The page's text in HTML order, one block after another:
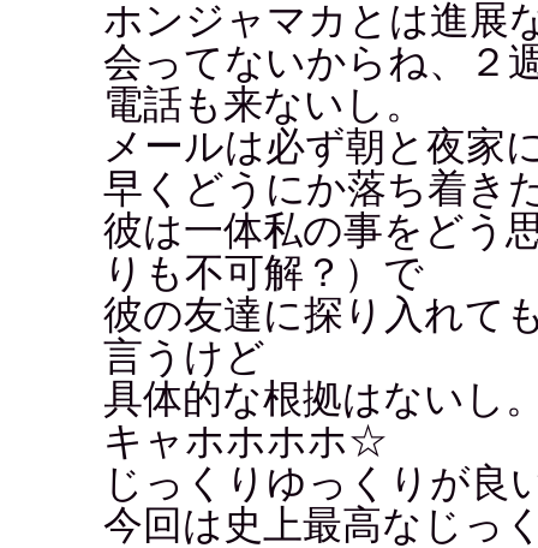
ホンジャマカとは進展
会ってないからね、２
電話も来ないし。
メールは必ず朝と夜家
早くどうにか落ち着き
彼は一体私の事をどう
りも不可解？）で
彼の友達に探り入れて
言うけど
具体的な根拠はないし
キャホホホホ☆
じっくりゆっくりが良
今回は史上最高なじっ